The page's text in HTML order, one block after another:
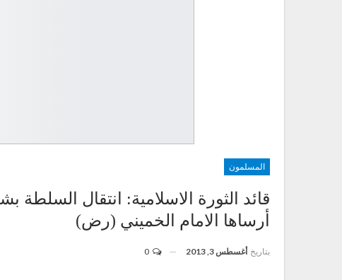
المسلمون
قائد الثورة الاسلامية: انتقال
أرساها الامام الخميني (رض)
بتاريخ أغسطس 3, 2013